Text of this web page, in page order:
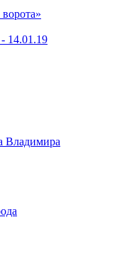
14.01.19
Владимира